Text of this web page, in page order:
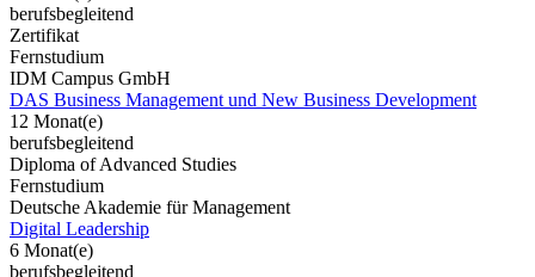
berufsbegleitend
Zertifikat
Fernstudium
IDM Campus GmbH
DAS Business Management und New Business Development
12 Monat(e)
berufsbegleitend
Diploma of Advanced Studies
Fernstudium
Deutsche Akademie für Management
Digital Leadership
6 Monat(e)
berufsbegleitend